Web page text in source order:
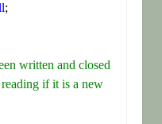
;
written and closed
if it is a new